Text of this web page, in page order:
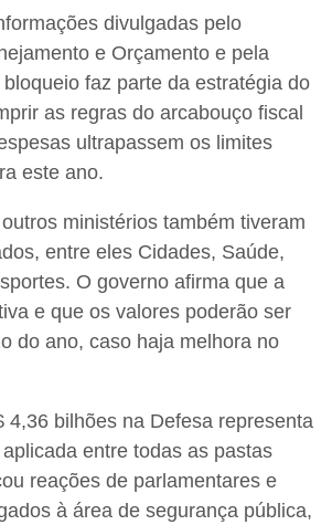
divulgadas pelo
e Orçamento e pela
faz parte da estratégia do
as regras do arcabouço fiscal
ultrapassem os limites
este ano.
ministérios também tiveram
entre eles Cidades, Saúde,
O governo afirma que a
e que os valores poderão ser
do ano, caso haja melhora no
4,36 bilhões na Defesa representa
entre todas as pastas
reações de parlamentares e
à área de segurança pública,